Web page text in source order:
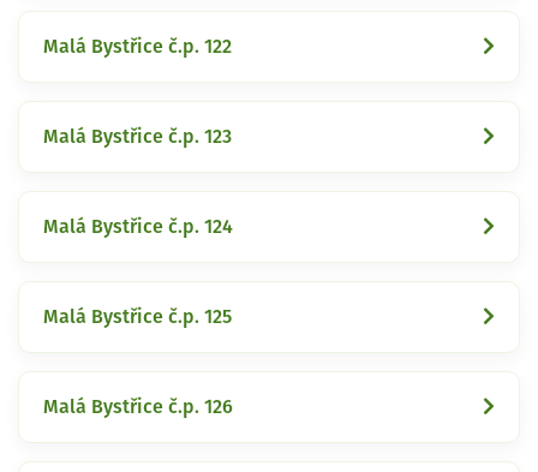
Malá Bystřice č.p. 122
Malá Bystřice č.p. 123
Malá Bystřice č.p. 124
Malá Bystřice č.p. 125
Malá Bystřice č.p. 126